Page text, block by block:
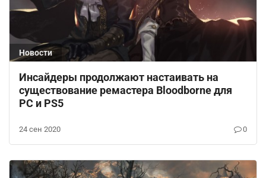
Новости
Инсайдеры продолжают настаивать на
существование ремастера Bloodborne для
PC и PS5
24 сен 2020 0